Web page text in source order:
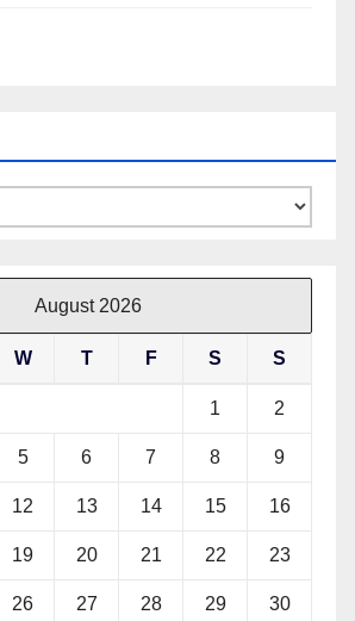
August 2026
W T F S S
1 2
5 6 7 8 9
12 13 14 15 16
19 20 21 22 23
26 27 28 29 30